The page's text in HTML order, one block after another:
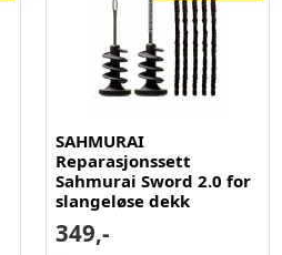
SAHMURAI
Reparasjonssett
Sahmurai Sword 2.0 for
slangeløse dekk
349,-